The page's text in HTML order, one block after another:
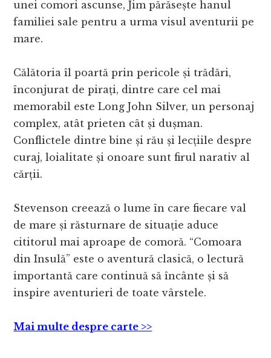
unei comori ascunse, Jim părăsește hanul
familiei sale pentru a urma visul aventurii pe
mare.
Călătoria îl poartă prin pericole și trădări,
înconjurat de pirați, dintre care cel mai
memorabil este Long John Silver, un personaj
complex, atât prieten cât și dușman.
Conflictele dintre bine și rău și lecțiile despre
curaj, loialitate și onoare sunt firul narativ al
cărții.
Stevenson creează o lume în care fiecare val
de mare și răsturnare de situație aduce
cititorul mai aproape de comoră. “Comoara
din Insulă” este o aventură clasică, o lectură
importantă care continuă să încânte și să
inspire aventurieri de toate vârstele.
Mai multe despre carte >>